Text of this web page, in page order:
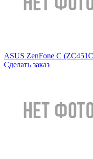
ASUS ZenFone C
Сделать заказ